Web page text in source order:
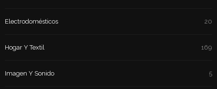
Electrodomésticos 20
Hogar Y Textil 169
Imagen Y Sonido 5